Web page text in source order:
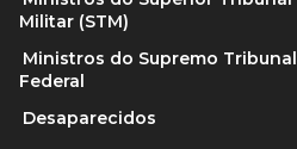
Militar (STM)
Ministros do Supremo Tribunal
Federal
Desaparecidos